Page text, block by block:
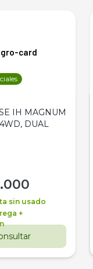
IH MAGNUM
DUAL
sin usado
+